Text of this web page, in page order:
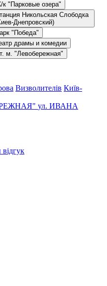
"Парковые озера"
Никольская Слободка
Днепровский)
"Победа"
драмы и комедии
м. "Левобережная"
Визволителів Київ-
ул. ИВАНА